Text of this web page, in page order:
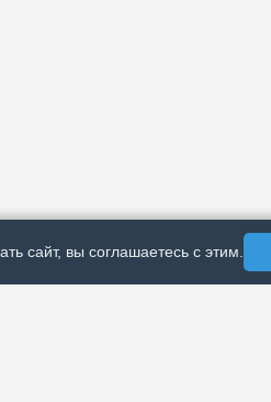
сайт, вы соглашаетесь с этим.